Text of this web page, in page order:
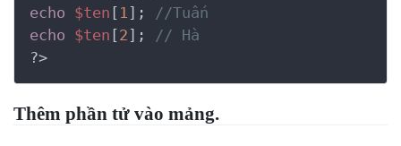
echo $ten [ 1 ];
//Tuấn
echo $ten [2 ];
// Hà
?>
Thêm phần tử vào mảng.